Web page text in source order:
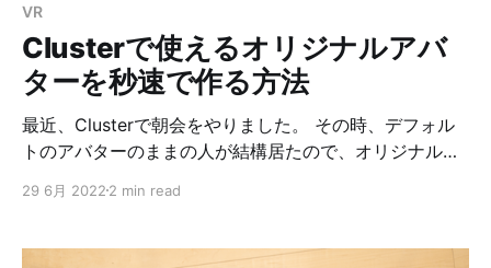
ッファーチューブに取り付ける 11. 元に戻して完了 スト
ック
VR
Clusterで使えるオリジナルアバ
ターを秒速で作る方法
最近、Clusterで朝会をやりました。 その時、デフォル
トのアバターのままの人が結構居たので、オリジナルの
の内容をまとめておこうかなと思います。 結論 まず、
エクスポート、それをClusterにアップロードすればオリ
29 6月 2022 2 min read